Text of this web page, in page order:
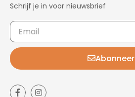
Schrijf je in voor nieuwsbrief
Abonneer